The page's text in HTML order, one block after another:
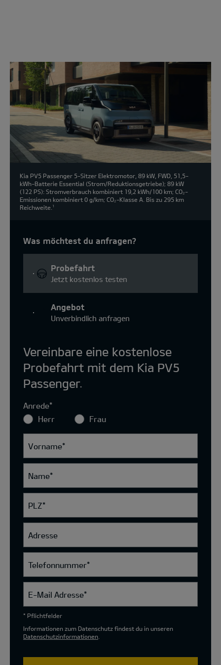
Modell
wählen:
Kia PV5 Passenger 5-Sitzer Elektromotor, 89 kW, FWD, 51,5-
kWh-Batterie Essential (Strom/Reduktionsgetriebe); 89 kW
(122 PS): Stromverbrauch kombiniert 19,2 kWh/100 km; CO₂-
Emissionen kombiniert 0 g/km; CO₂-Klasse A. Bis zu 295 km
Reichweite.
1
Was möchtest du anfragen?
Probefahrt
Jetzt kostenlos testen
Angebot
Unverbindlich anfragen
Vereinbare eine kostenlose
Probefahrt mit dem Kia PV5
Passenger.
Anrede*
Herr
Frau
Vorname*
Name*
PLZ*
Adresse
Telefonnummer*
E-Mail Adresse*
* Pflichtfelder
Informationen zum Datenschutz findest du in unseren
Datenschutzinformationen